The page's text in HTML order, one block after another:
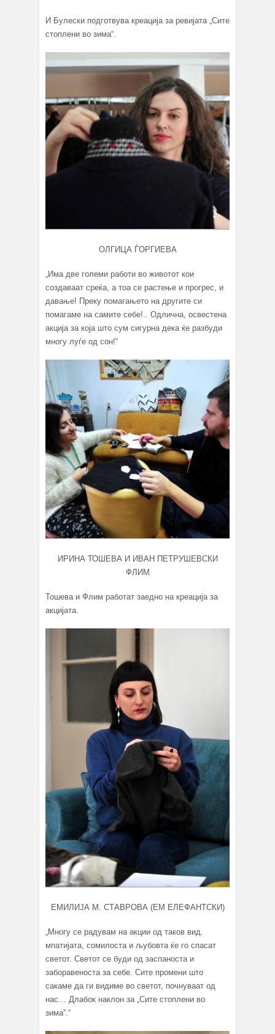
И Булески подготвува креација за ревијата „Сите
стоплени во зима“.
ОЛГИЦА ЃОРГИЕВА
„Има две големи работи во животот кои
создаваат среќа, а тоа се растење и прогрес, и
давање! Преку помагањето на другите си
помагаме на самите себе!.. Одлична, освестена
акција за која што сум сигурна дека ќе разбуди
многу луѓе од сон!“
ИРИНА ТОШЕВА И ИВАН ПЕТРУШЕВСКИ
ФЛИМ
Тошева и Флим работат заедно на креација за
акцијата.
ЕМИЛИЈА М. СТАВРОВА (ЕМ ЕЛЕФАНТСКИ)
„Многу се радувам на акции од таков вид.
мпатијата, сомилоста и љубовта ќе го спасат
светот. Светот се буди од заспаноста и
заборавеноста за себе. Сите промени што
сакаме да ги видиме во светот, почнуваат од
нас… Длабок наклон за „Сите стоплени во
зима”.“